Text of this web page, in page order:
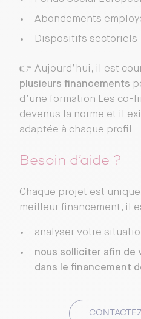
Abondements
Dispositifs sectoriels
👉 Aujourd’hui, il est
plusieurs financements
d’une formation Les co-
devenus la norme et il
adaptée à chaque profil
Besoin d’aide ?
Chaque projet est
meilleur financement, il
analyser votre
nous solliciter afin de
dans le financement